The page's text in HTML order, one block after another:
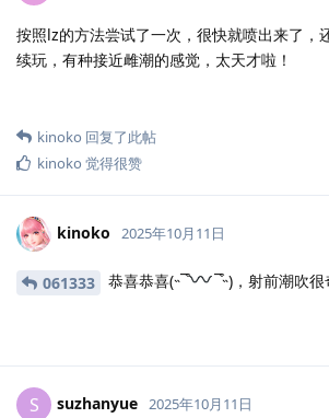
按照lz的方法尝试了一次，很快就喷出来了，
续玩，有种接近雌潮的感觉，太天才啦！
kinoko 回复了此帖
kinoko 觉得很赞
kinoko 2025年10月11日
061333 恭喜恭喜(˵¯͒ ¯͒˵)，射前潮吹
S suzhanyue 2025年10月11日